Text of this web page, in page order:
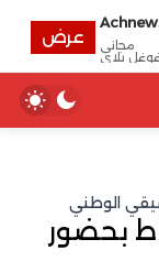
الوطني
بحضور
مجانى
بلاي
عرض